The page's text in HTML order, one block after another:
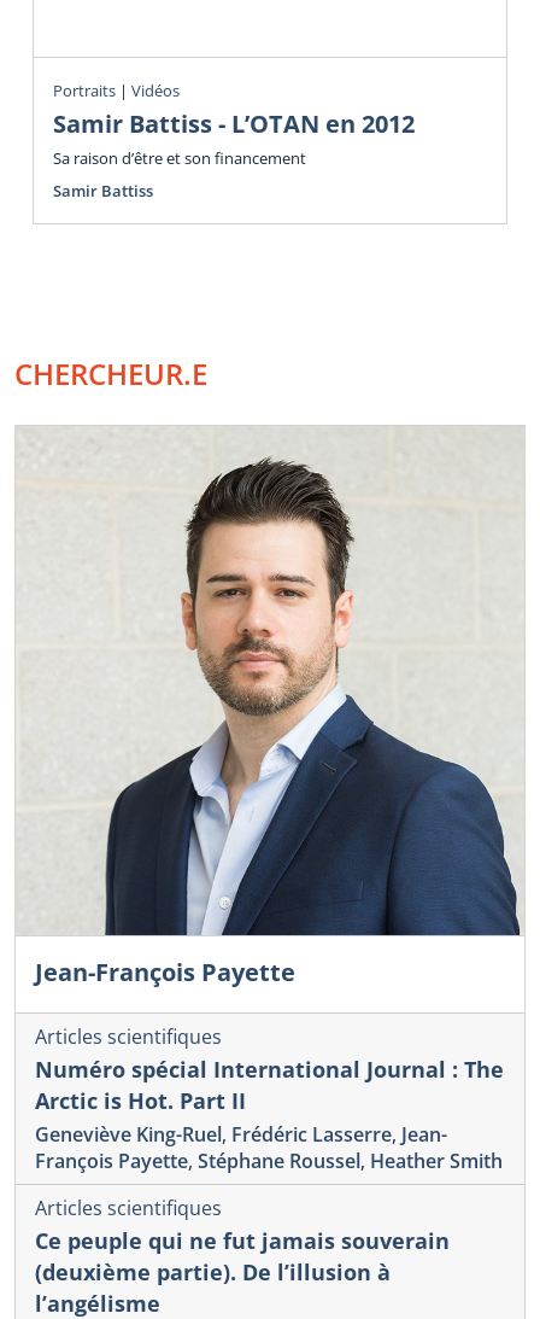
Portraits | Vidéos
Samir Battiss - L’OTAN en 2012
Sa raison d’être et son financement
Samir Battiss
CHERCHEUR.E
Jean-François Payette
Articles scientifiques
Numéro spécial International Journal : The
Arctic is Hot. Part II
Geneviève King-Ruel, Frédéric Lasserre, Jean-
François Payette, Stéphane Roussel, Heather Smith
Articles scientifiques
Ce peuple qui ne fut jamais souverain
(deuxième partie). De l’illusion à
l’angélisme